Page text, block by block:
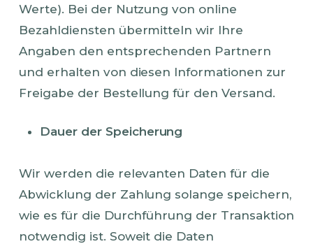
Werte). Bei der Nutzung von online
Bezahldiensten übermitteln wir Ihre
Angaben den entsprechenden Partnern
und erhalten von diesen Informationen zur
Freigabe der Bestellung für den Versand.
Dauer der Speicherung
Wir werden die relevanten Daten für die
Abwicklung der Zahlung solange speichern,
wie es für die Durchführung der Transaktion
notwendig ist. Soweit die Daten